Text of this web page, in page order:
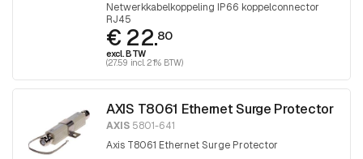
Netwerkkabelkoppeling IP66 koppelconnector
RJ45
€ 22.80
excl. BTW
(27.59 incl. 21% BTW)
AXIS T8061 Ethernet Surge Protector
AXIS 5801-641
Axis T8061 Ethernet Surge Protector